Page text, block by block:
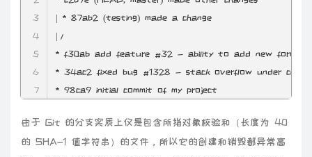
| * 87ab2 (testing) made a change
|/
* f30ab add feature #32 - ability to add new
* 34ac2 fixed bug #1328 - stack overflow under
* 98ca9 initial commit of my project
由于 Git 的分支实质上仅是包含所指对象校验和（长度为 40
的 SHA-1 值字符串）的文件，所以它的创建和销毁都异常高